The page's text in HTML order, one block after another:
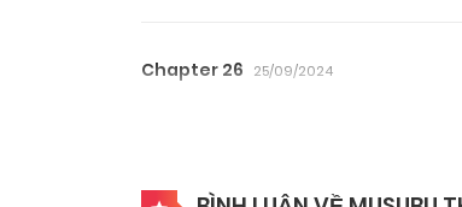
Chapter 26 25/09/2024